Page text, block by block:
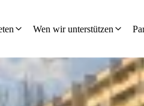
Wen wir unterstützen